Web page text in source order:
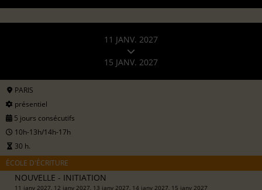
11 JANV. 2027
15 JANV. 2027
PARIS
présentiel
5 jours consécutifs
10h-13h/14h-17h
30 h.
ÉCOLE D'ÉCRITURE
NOUVELLE - INITIATION
11 janv 2027, 12 janv 2027, 13 janv 2027, 14 janv 2027, 15 janv 2027